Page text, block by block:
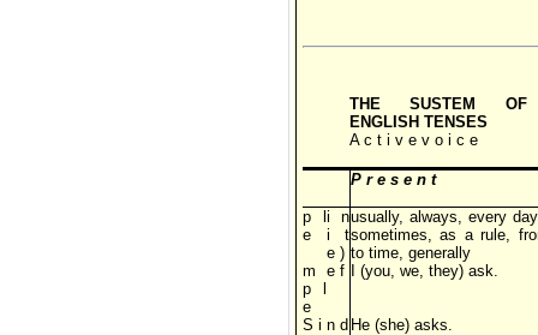
ТНE SUSTEM OF
ENGLISH TENSES
A c t i v e v o i c e
P r e s e n t
p l
e
i n
i t
e )
usually, always, every
sometimes, as a rule,
to time, generally
m
p l
e
e f I (you, we, they) ask.
S i n d He (she) asks.